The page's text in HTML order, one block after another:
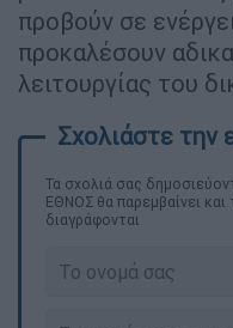
προβούν σε
προκαλέσουν
λειτουργίας του
Τα σχολιά σας
ΕΘΝΟΣ θα παρεμβαίνει
διαγράφονται